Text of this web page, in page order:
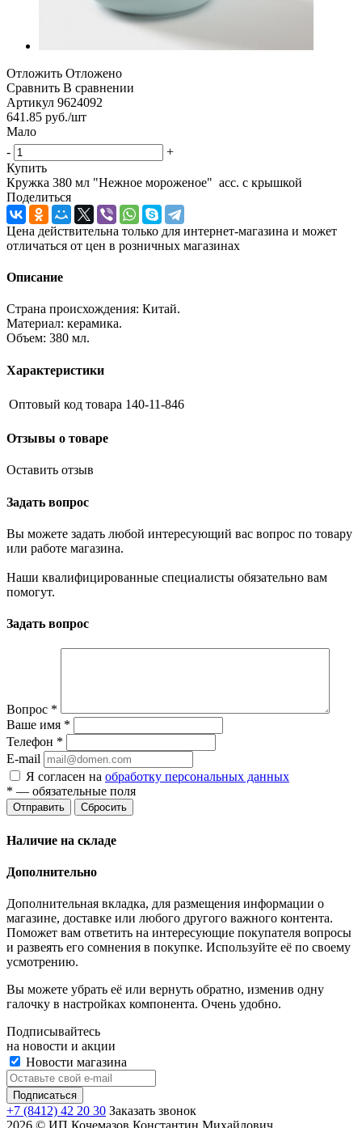
Отложить Отложено
Сравнить В сравнении
Артикул 9624092
641.85 руб./шт
Мало
-
+
Купить
Кружка 380 мл "Нежное мороженое" асс. с крышкой
Поделиться
Цена действительна только для интернет-магазина и может
отличаться от цен в розничных магазинах
Описание
Страна происхождения: Китай.
Материал: керамика.
Объем: 380 мл.
Характеристики
Оптовый код товара 140-11-846
Отзывы о товаре
Оставить отзыв
Задать вопрос
Вы можете задать любой интересующий вас вопрос по товару
или работе магазина.
Наши квалифицированные специалисты обязательно вам
помогут.
Задать вопрос
Вопрос *
Ваше имя *
Телефон *
E-mail
Я согласен на обработку персональных данных
* — обязательные поля
Отправить Сбросить
Наличие на складе
Дополнительно
Дополнительная вкладка, для размещения информации о
магазине, доставке или любого другого важного контента.
Поможет вам ответить на интересующие покупателя вопросы
и развеять его сомнения в покупке. Используйте её по своему
усмотрению.
Вы можете убрать её или вернуть обратно, изменив одну
галочку в настройках компонента. Очень удобно.
Подписывайтесь
на новости и акции
Новости магазина
+7 (8412) 42 20 30 Заказать звонок